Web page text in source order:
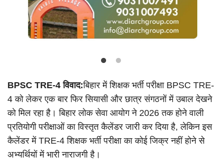
BPSC TRE-4 विवाद:बिहार में शिक्षक भर्ती परीक्षा BPSC TRE-
4 को लेकर एक बार फिर सियासी और छात्र संगठनों में उबाल देखने
को मिल रहा है। बिहार लोक सेवा आयोग ने 2026 तक होने वाली
प्रतियोगी परीक्षाओं का विस्तृत कैलेंडर जारी कर दिया है, लेकिन इस
कैलेंडर में TRE-4 शिक्षक भर्ती परीक्षा का कोई जिक्र नहीं होने से
अभ्यर्थियों में भारी नाराजगी है।